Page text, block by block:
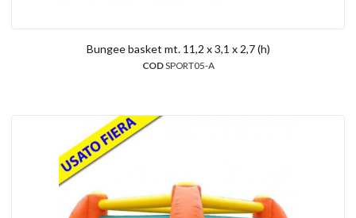
Bungee basket mt. 11,2 x 3,1 x 2,7 (h)
CODSPORT05-A